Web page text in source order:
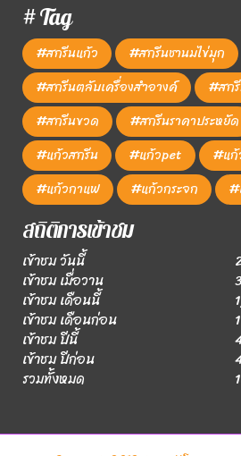
# Tag
#สกรีนแก้ว #สกรีนชานมไข่มุก
#สกรีนตลับเครื่องสำอางค์
#สก
#สกรีนขวด
#สกรีนราคาประหยัด
#แก้วสกรีน
#แก้วpet #แก้
#แก้วกาแฟ
#แก้วกระจก #
สถิติการเข้าชม
เข้าชม วันนี้
เข้าชม เมื่อวาน
เข้าชม เดือนนี้
เข้าชม เดือนก่อน
เข้าชม ปีนี้
เข้าชม ปีก่อน
รวมทั้งหมด